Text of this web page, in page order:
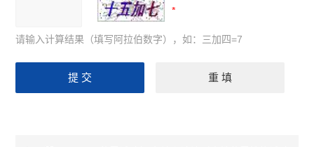
请输入计算结果（填写阿拉伯数字），如：三加四=7